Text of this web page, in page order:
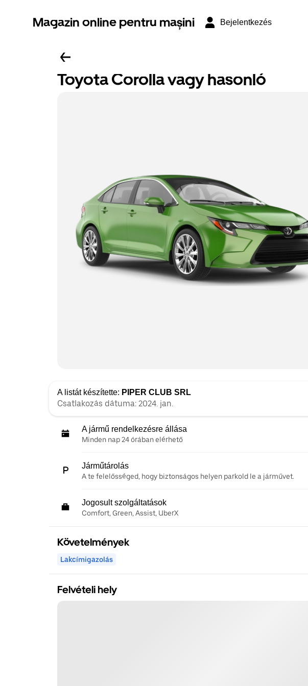
Magazin online pentru mașini Bejelentkezés
Toyota Corolla vagy hasonló
A listát készítette: PIPER CLUB SRL
Csatlakozás dátuma: 2024. jan.
A jármű rendelkezésre állása
Minden nap 24 órában elérhető
Járműtárolás
A te felelősséged, hogy biztonságos helyen parkold le a járművet.
Jogosult szolgáltatások
Comfort, Green, Assist, UberX
Követelmények
Lakcímigazolás
Felvételi hely